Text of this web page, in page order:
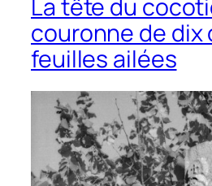
La tête du
couronne de dix
feuilles ailées